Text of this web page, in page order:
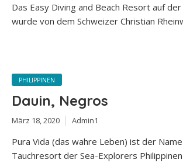
Das Easy Diving and Beach Resort auf
wurde von dem Schweizer Christian
PHILIPPINEN
Dauin, Negros
März 18, 2020 Admin1
Pura Vida (das wahre Leben) ist der
Tauchresort der Sea-Explorers